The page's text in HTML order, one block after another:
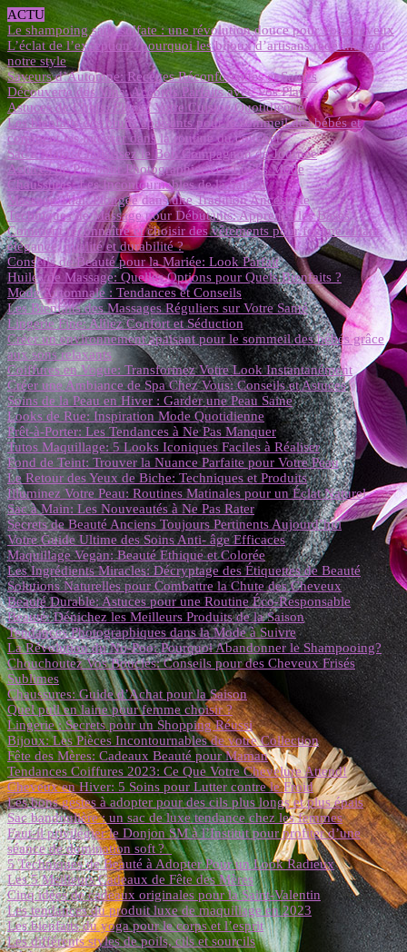
ACTU
Le shampoing sans sulfate : une révolution douce pour vos cheveux
L’éclat de l’exception : pourquoi les bijoux d’artisans redéfinissent
notre style
Saveurs d’Automne: Recettes Réconfortantes et Saines
Découverte des Vins: Accords Parfaits avec Vos Plats
Astuces de Chefs: Élevez Votre Cuisine Quotidienne
Les bienfaits des bruits apaisants pour le sommeil des bébés et
comment les intégrer dans la routine du coucher
Sac à Main: Choisissez le Bon Compagnon de Journée
Astuces de Pro pour Photographier vos Looks Mode
Chaussures: Les Incontournables de la Saison
Massage Thaï: Plongée dans une Tradition Ancestrale
Techniques de Massage pour Débutants: Apprenez les Bases
Comment reconnaître et choisir des vêtements pour femme alliant
élégance, qualité et durabilité ?
Conseils de Beauté pour la Mariée: Look Parfait
Huiles de Massage: Quelles Options pour Quels Bienfaits ?
Mode Automnale : Tendances et Conseils
Les Bienfaits des Massages Réguliers sur Votre Santé
Lingerie Fine: Alliez Confort et Séduction
Créer un environnement apaisant pour le sommeil des bébés grâce
aux sons relaxants
Coiffures en Vogue: Transformez Votre Look Instantanément
Créer une Ambiance de Spa Chez Vous: Conseils et Astuces
Soins de la Peau en Hiver : Garder une Peau Saine
Looks de Rue: Inspiration Mode Quotidienne
Prêt-à-Porter: Les Tendances à Ne Pas Manquer
Tutos Maquillage: 5 Looks Iconiques Faciles à Réaliser
Fond de Teint: Trouver la Nuance Parfaite pour Votre Peau
Le Retour des Yeux de Biche: Techniques et Produits
Illuminez Votre Peau: Routines Matinales pour un Éclat Naturel
Sac à Main: Les Nouveautés à Ne Pas Rater
Secrets de Beauté Anciens Toujours Pertinents Aujourd’hui
Votre Guide Ultime des Soins Anti- âge Efficaces
Maquillage Vegan: Beauté Ethique et Colorée
Les Ingrédients Miracles: Décryptage des Étiquettes de Beauté
Solutions Naturelles pour Combattre la Chute des Cheveux
Beauté Durable: Astuces pour une Routine Éco-Responsable
Beauté: Dénichez les Meilleurs Produits de la Saison
Tendances Photographiques dans la Mode à Suivre
La Révolution du No-Poo: Pourquoi Abandonner le Shampooing?
Chouchoutez Vos Boucles: Conseils pour des Cheveux Frisés
Sublimes
Chaussures: Guide d’Achat pour la Saison
Quel pull en laine pour femme choisir ?
Lingerie : Secrets pour un Shopping Réussi
Bijoux: Les Pièces Incontournables de votre Collection
Fête des Mères: Cadeaux Beauté pour Maman
Tendances Coiffures 2023: Ce Que Votre Chevelure Attend!
Cheveux en Hiver: 5 Soins pour Lutter contre le Froid
Les bons gestes à adopter pour des cils plus longs et plus épais
Sac bandoulière : un sac de luxe tendance chez les femmes
Faut-il privilégier le Donjon SM à l’Institut pour profiter d’une
séance de domination soft ?
5 Techniques de Beauté à Adopter Pour un Look Radieux
Les 5 Meilleurs Cadeaux de Fête des Mères
Cinq idées de cadeaux originales pour la Saint-Valentin
Les tendances du produit luxe de maquillage en 2023
Les bienfaits du yoga pour le corps et l’esprit
Les différents styles de poils, cils et sourcils